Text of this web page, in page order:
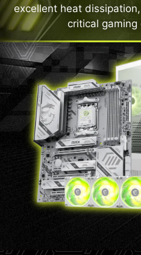
excellent heat
critical gaming